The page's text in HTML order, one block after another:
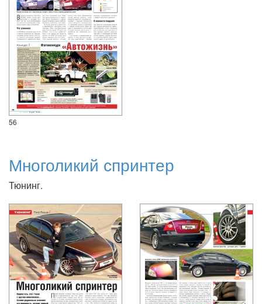
56
Многоликий спринтер
Тюнинг.